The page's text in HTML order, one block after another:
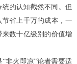
的认知截然不同。但
省上千万的成本，一
数十亿级别的价值增
非火即凉”论者需要适